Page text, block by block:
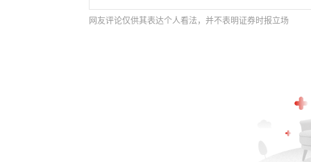
网友评论仅供其表达个人看法，并不表明证券时报立场